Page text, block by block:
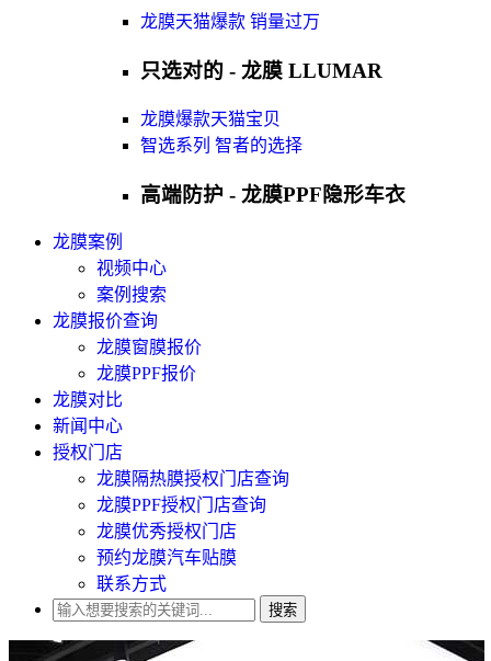
龙膜天猫爆款 销量过万
只选对的 - 龙膜 LLUMAR
龙膜爆款天猫宝贝
智选系列 智者的选择
高端防护 - 龙膜PPF隐形车衣
龙膜案例
视频中心
案例搜索
龙膜报价查询
龙膜窗膜报价
龙膜PPF报价
龙膜对比
新闻中心
授权门店
龙膜隔热膜授权门店查询
龙膜PPF授权门店查询
龙膜优秀授权门店
预约龙膜汽车贴膜
联系方式
搜索